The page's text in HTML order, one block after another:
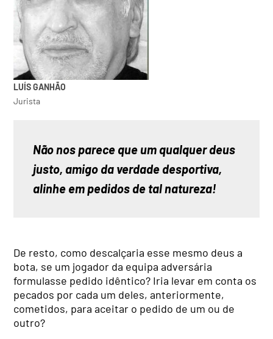
LUÍS GANHÃO
Jurista
Não nos parece que um qualquer deus
justo, amigo da verdade desportiva,
alinhe em pedidos de tal natureza!
De resto, como descalçaria esse mesmo deus a
bota, se um jogador da equipa adversária
formulasse pedido idêntico? Iria levar em conta os
pecados por cada um deles, anteriormente,
cometidos, para aceitar o pedido de um ou de
outro?